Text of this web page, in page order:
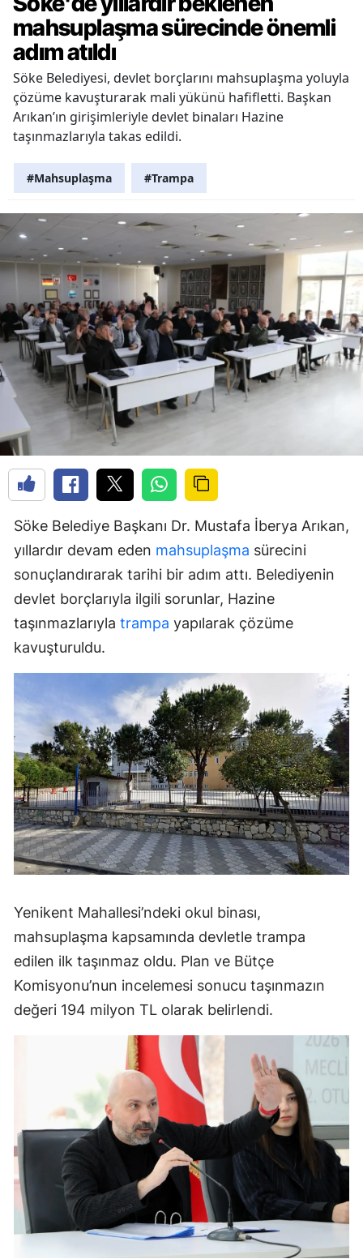
mahsuplaşma sürecinde önemli
adım atıldı
Söke Belediyesi, devlet borçlarını mahsuplaşma yoluyla
çözüme kavuşturarak mali yükünü hafifletti. Başkan
Arıkan’ın girişimleriyle devlet binaları Hazine
taşınmazlarıyla takas edildi.
#Mahsuplaşma #Trampa
Söke Belediye Başkanı Dr. Mustafa İberya Arıkan,
yıllardır devam eden mahsuplaşma sürecini
sonuçlandırarak tarihi bir adım attı. Belediyenin
devlet borçlarıyla ilgili sorunlar, Hazine
taşınmazlarıyla trampa yapılarak çözüme
kavuşturuldu.
Yenikent Mahallesi’ndeki okul binası,
mahsuplaşma kapsamında devletle trampa
edilen ilk taşınmaz oldu. Plan ve Bütçe
Komisyonu’nun incelemesi sonucu taşınmazın
değeri 194 milyon TL olarak belirlendi.